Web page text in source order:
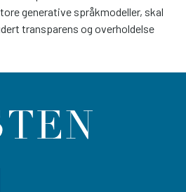
generative språkmodeller, skal
transparens og overholdelse